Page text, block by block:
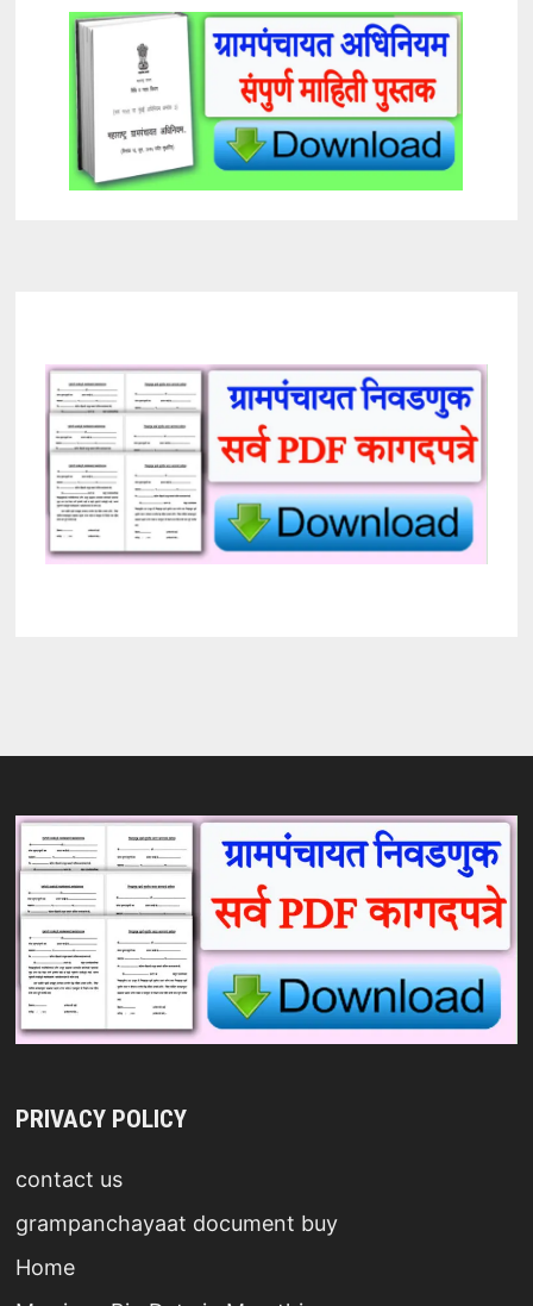
PRIVACY POLICY
contact us
grampanchayaat document buy
Home